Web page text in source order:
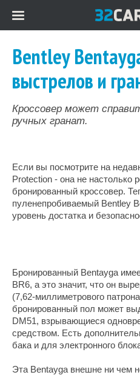
Bentley
выстрелов и
Кроссовер может
ручных гранат.
Если вы посмотрите на
Protection - она не настолько
бронированный кроссовер.
пуленепробиваемый Bentley
уровень достатка и
Бронированный Bentayga
BR6, а это значит, что он
(7,62-миллиметрового
бронированный пол может
DM51, взрывающиеся
средством. Есть
бака и для электронного
Эта Bentayga внешне ни чем